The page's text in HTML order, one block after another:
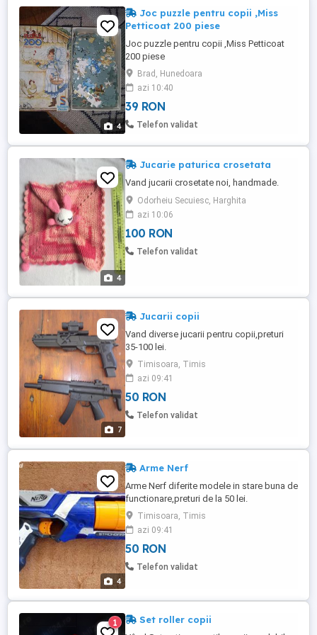
4
Joc puzzle pentru copii ,Miss
Petticoat 200 piese
Joc puzzle pentru copii ,Miss Petticoat
200 piese
Brad, Hunedoara
azi 10:40
39 RON
Telefon validat
4
Jucarie paturica crosetata
Vand jucarii crosetate noi, handmade.
Odorheiu Secuiesc, Harghita
azi 10:06
100 RON
Telefon validat
7
Jucarii copii
Vand diverse jucarii pentru copii,preturi
35-100 lei.
Timisoara, Timis
azi 09:41
50 RON
Telefon validat
4
Arme Nerf
Arme Nerf diferite modele in stare buna de
functionare,preturi de la 50 lei.
Timisoara, Timis
azi 09:41
50 RON
Telefon validat
1 Set roller copii